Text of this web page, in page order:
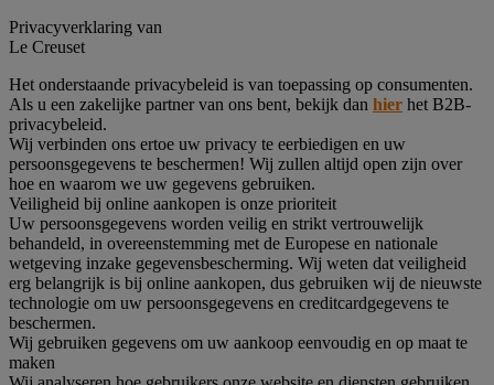
Privacyverklaring van
Le Creuset
Het onderstaande privacybeleid is van toepassing op consumenten.
Als u een zakelijke partner van ons bent, bekijk dan hier het B2B-
privacybeleid.
Wij verbinden ons ertoe uw privacy te eerbiedigen en uw
persoonsgegevens te beschermen! Wij zullen altijd open zijn over
hoe en waarom we uw gegevens gebruiken.
Veiligheid bij online aankopen is onze prioriteit
Uw persoonsgegevens worden veilig en strikt vertrouwelijk
behandeld, in overeenstemming met de Europese en nationale
wetgeving inzake gegevensbescherming. Wij weten dat veiligheid
erg belangrijk is bij online aankopen, dus gebruiken wij de nieuwste
technologie om uw persoonsgegevens en creditcardgegevens te
beschermen.
Wij gebruiken gegevens om uw aankoop eenvoudig en op maat te
maken